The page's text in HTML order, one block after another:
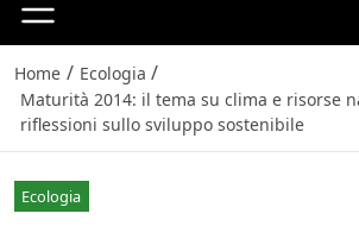
Home / Ecologia /
Maturità 2014: il tema su clima e risorse
riflessioni sullo sviluppo sostenibile
Ecologia